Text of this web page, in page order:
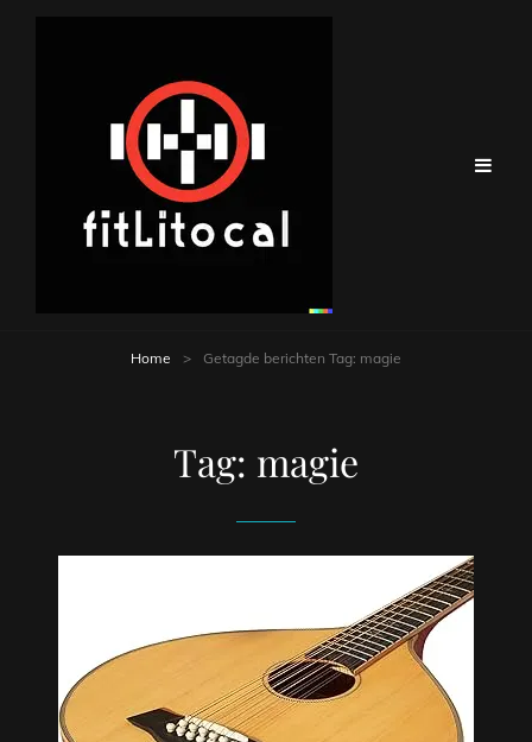
Home > Getagde berichten Tag: magie
Tag: magie